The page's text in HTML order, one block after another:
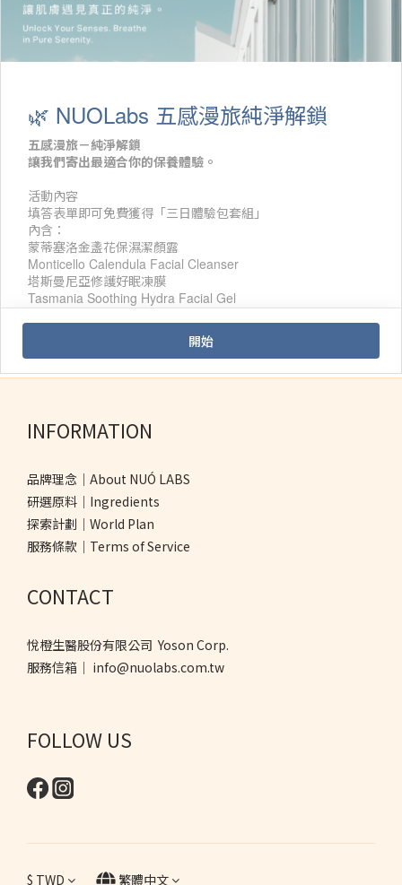
INFORMATION
品牌理念｜About NUÓ LABS
研選原料｜Ingredients
探索計劃｜World Plan
服務條款｜Terms of Service
CONTACT
悅橙生醫股份有限公司 Yoson Corp.
服務信箱｜ info@nuolabs.com.tw
FOLLOW US
$ TWD 繁體中文